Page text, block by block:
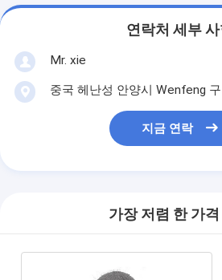
연락처 세부
Mr. xie
중국 헤난성 안양시 Wenfeng
지금 연락
가장 저렴 한 가